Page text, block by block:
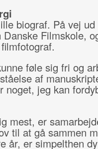
biograf. På vej
Filmskole,
føle sig fri og
af
noget, jeg kan
mest, er
til at gå sammen
år, er simpelthen